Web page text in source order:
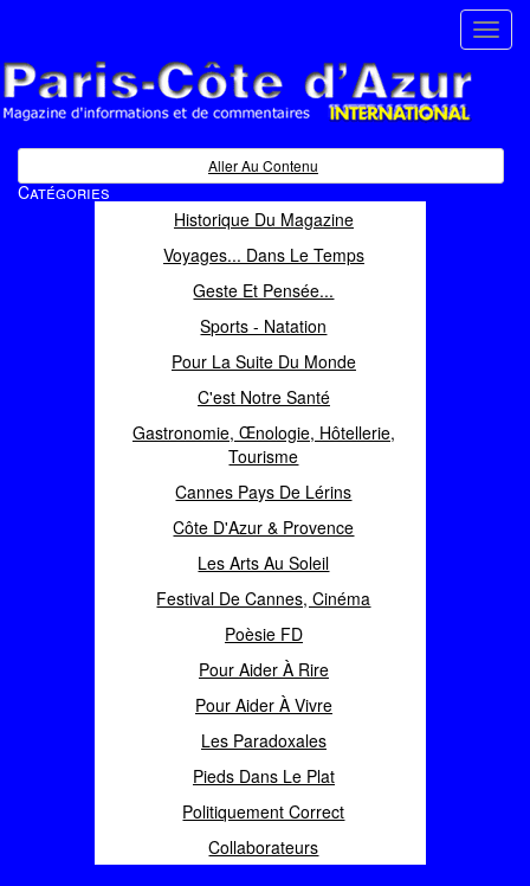
Magazine d'informations et de commentaires
Aller Au Contenu
Catégories
Historique Du Magazine
Voyages... Dans Le Temps
Geste Et Pensée...
Sports - Natation
Pour La Suite Du Monde
C'est Notre Santé
Gastronomie, Œnologie, Hôtellerie,
Tourisme
Cannes Pays De Lérins
Côte D'Azur & Provence
Les Arts Au Soleil
Festival De Cannes, Cinéma
Poèsie FD
Pour Aider À Rire
Pour Aider À Vivre
Les Paradoxales
Pieds Dans Le Plat
Politiquement Correct
Collaborateurs